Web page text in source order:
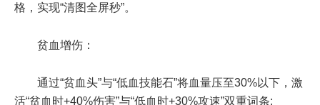
格，实现“清图全屏秒”。
贫血增伤：
通过“贫血头”与“低血技能石”将血量压至30%以下，激
活“贫血时+40%伤害”与“低血时+30%攻速”双重词条;